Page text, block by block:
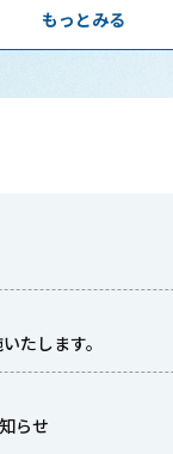
もっとみる
たします。
らせ